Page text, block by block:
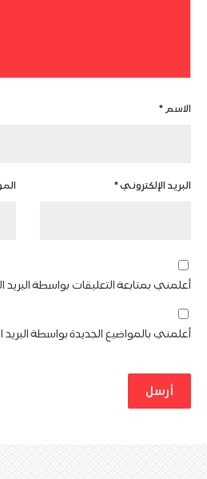
الاسم*
البريد الإلكتروني*
أعلمني بمتابعة التعليقات بواسطة البريد
أعلمني بالمواضيع الجديدة بواسطة البريد